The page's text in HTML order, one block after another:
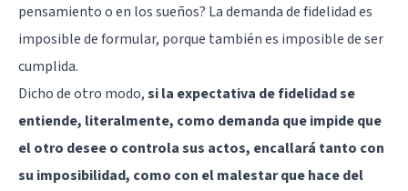
pensamiento o en los sueños? La demanda de fidelidad es
imposible de formular, porque también es imposible de ser
cumplida.
Dicho de otro modo,si la expectativa de fidelidad se
entiende, literalmente, como demanda que impide que
el otro desee o controla sus actos, encallará tanto con
su imposibilidad, como con el malestar que hace del